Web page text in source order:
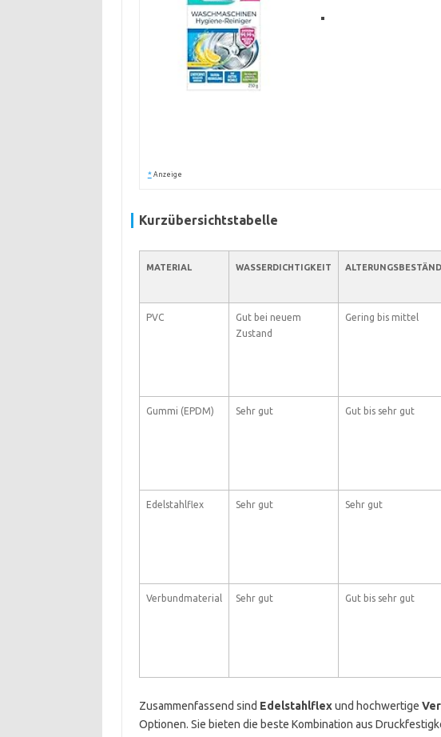
* Anzeige
Kurzübersichtstabelle
MATERIAL WASSERDICHTIGKEIT
PVC
Gut bei neuem
Zustand
Gering bis mittel
Gummi (EPDM) Sehr gut Gut bis sehr gut
Edelstahlflex Sehr gut Sehr gut
Verbundmaterial Sehr gut Gut bis sehr gut
Zusammenfassend sind Edelstahlflexund hochwertige
Optionen. Sie bieten die beste Kombination aus